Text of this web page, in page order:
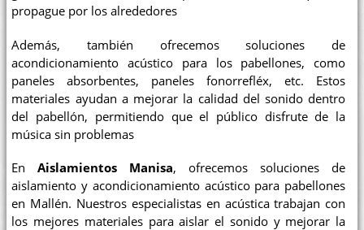
propague por los alrededores
Además, también ofrecemos soluciones de
acondicionamiento acústico para los pabellones, como
paneles absorbentes, paneles fonorrefléx, etc. Estos
materiales ayudan a mejorar la calidad del sonido dentro
del pabellón, permitiendo que el público disfrute de la
música sin problemas
EnAislamientos Manisa, ofrecemos soluciones de
aislamiento y acondicionamiento acústico para pabellones
en Mallén. Nuestros especialistas en acústica trabajan con
los mejores materiales para aislar el sonido y mejorar la